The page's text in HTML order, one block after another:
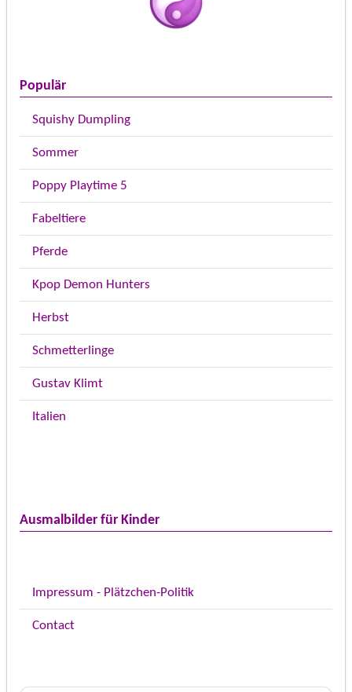
Populär
Squishy Dumpling
Sommer
Poppy Playtime 5
Fabeltiere
Pferde
Kpop Demon Hunters
Herbst
Schmetterlinge
Gustav Klimt
Italien
Ausmalbilder für Kinder
Impressum - Plätzchen-Politik
Contact